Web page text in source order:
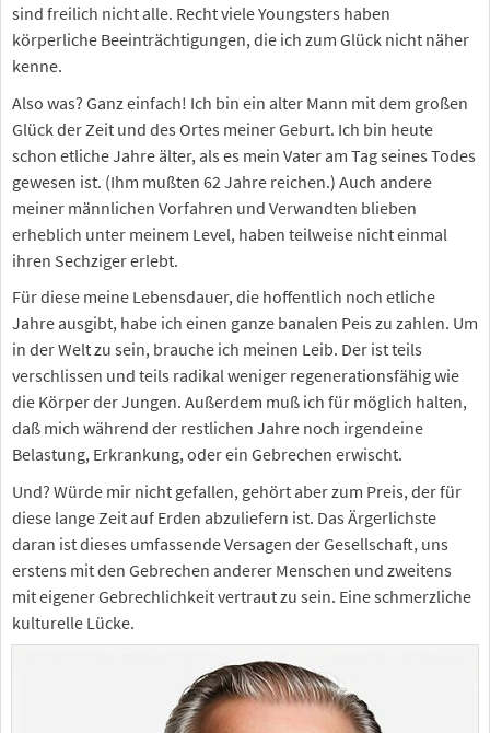
sind freilich nicht alle. Recht viele Youngsters haben
körperliche Beeinträchtigungen, die ich zum Glück nicht näher
kenne.
Also was? Ganz einfach! Ich bin ein alter Mann mit dem großen
Glück der Zeit und des Ortes meiner Geburt. Ich bin heute
schon etliche Jahre älter, als es mein Vater am Tag seines Todes
gewesen ist. (Ihm mußten 62 Jahre reichen.) Auch andere
meiner männlichen Vorfahren und Verwandten blieben
erheblich unter meinem Level, haben teilweise nicht einmal
ihren Sechziger erlebt.
Für diese meine Lebensdauer, die hoffentlich noch etliche
Jahre ausgibt, habe ich einen ganze banalen Peis zu zahlen. Um
in der Welt zu sein, brauche ich meinen Leib. Der ist teils
verschlissen und teils radikal weniger regenerationsfähig wie
die Körper der Jungen. Außerdem muß ich für möglich halten,
daß mich während der restlichen Jahre noch irgendeine
Belastung, Erkrankung, oder ein Gebrechen erwischt.
Und? Würde mir nicht gefallen, gehört aber zum Preis, der für
diese lange Zeit auf Erden abzuliefern ist. Das Ärgerlichste
daran ist dieses umfassende Versagen der Gesellschaft, uns
erstens mit den Gebrechen anderer Menschen und zweitens
mit eigener Gebrechlichkeit vertraut zu sein. Eine schmerzliche
kulturelle Lücke.